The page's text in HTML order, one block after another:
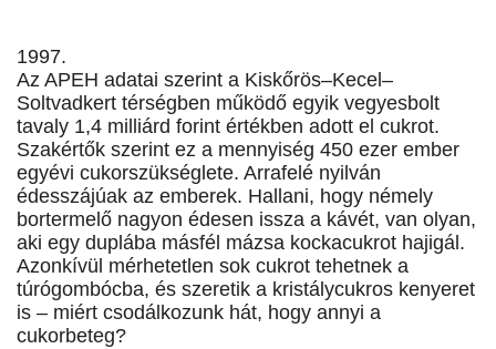
1997.
Az APEH adatai szerint a Kiskőrös–Kecel–
Soltvadkert térségben működő egyik vegyesbolt
tavaly 1,4 milliárd forint értékben adott el cukrot.
Szakértők szerint ez a mennyiség 450 ezer ember
egyévi cukorszükséglete. Arrafelé nyilván
édesszájúak az emberek. Hallani, hogy némely
bortermelő nagyon édesen issza a kávét, van olyan,
aki egy duplába másfél mázsa kockacukrot hajigál.
Azonkívül mérhetetlen sok cukrot tehetnek a
túrógombócba, és szeretik a kristálycukros kenyeret
is – miért csodálkozunk hát, hogy annyi a
cukorbeteg?